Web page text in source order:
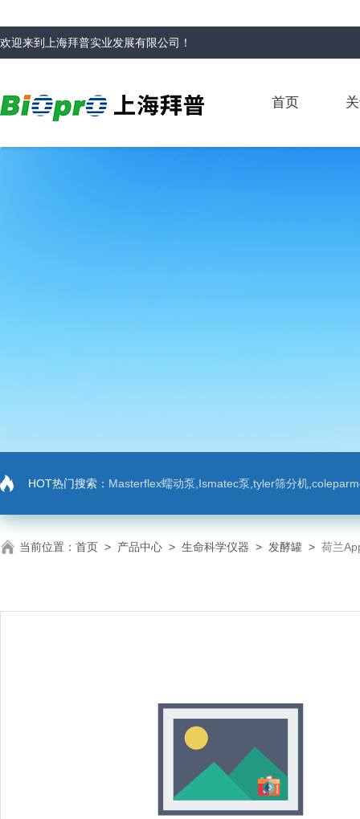
欢迎来到 上海拜普实业发展有限公司 ！
首页
HOT热门搜索： Masterflex蠕动泵,Ismatec泵,tyler筛分机,coleparmer,注射
当前位置： 首页 > 产品中心 > 生命科学仪器 > 发酵罐 > 荷兰